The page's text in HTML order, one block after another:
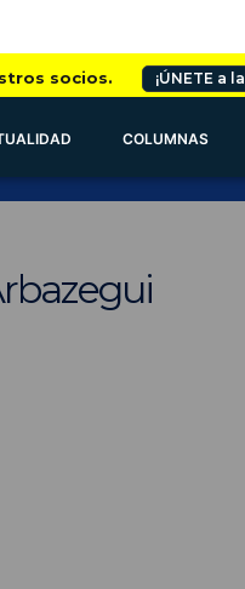
socios. ¡ÚNETE a
COLUMNAS